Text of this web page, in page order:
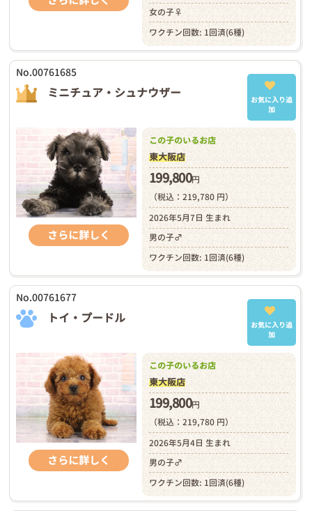
女の子♀
ワクチン回数: 1回済(6種)
No.00761685
ミニチュア・シュナウザー
お気に入り追
加
さらに詳しく
この子のいるお店
東大阪店
199,800円
（税込：219,780 円）
2026年5月7日 生まれ
男の子♂
ワクチン回数: 1回済(6種)
No.00761677
トイ・プードル
お気に入り追
加
さらに詳しく
この子のいるお店
東大阪店
199,800円
（税込：219,780 円）
2026年5月4日 生まれ
男の子♂
ワクチン回数: 1回済(6種)